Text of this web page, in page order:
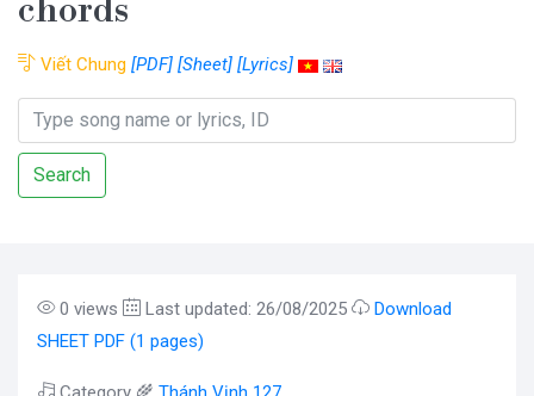
chords
Viết Chung [PDF] [Sheet] [Lyrics]
Search
0 views Last updated: 26/08/2025
Download
SHEET PDF (1 pages)